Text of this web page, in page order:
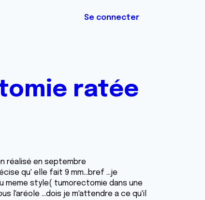
Se connecter
ratée
réalisé en septembre
qu' elle fait 9 mm...bref ...je
meme style( tumorectomie dans une
l'aréole ...dois je m'attendre a ce qu'il